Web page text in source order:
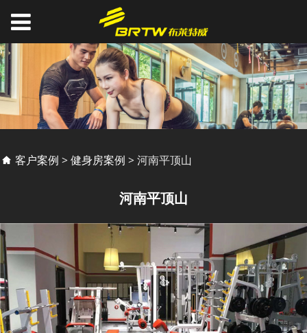
河南平顶山
客户案例 >健身房案例 >河南平顶山
河南平顶山